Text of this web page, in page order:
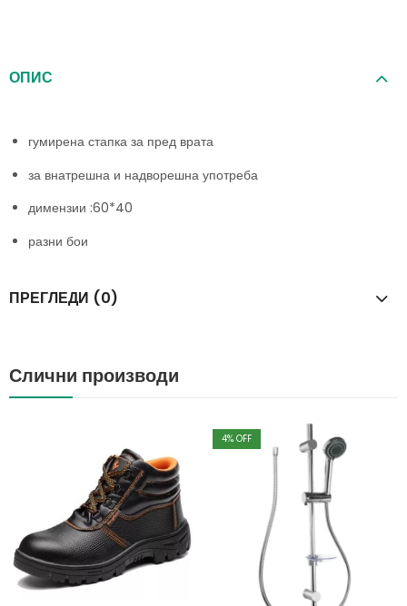
ОПИС
гумирена стапка за пред врата
за внатрешна и надворешна употреба
димензии :60*40
разни бои
ПРЕГЛЕДИ (0)
Слични производи
4% OFF